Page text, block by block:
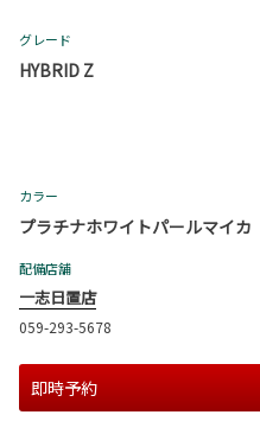
グレード
HYBRID Z
カラー
プラチナホワイトパールマイカ
配備店舗
一志日置店
059-293-5678
即時予約